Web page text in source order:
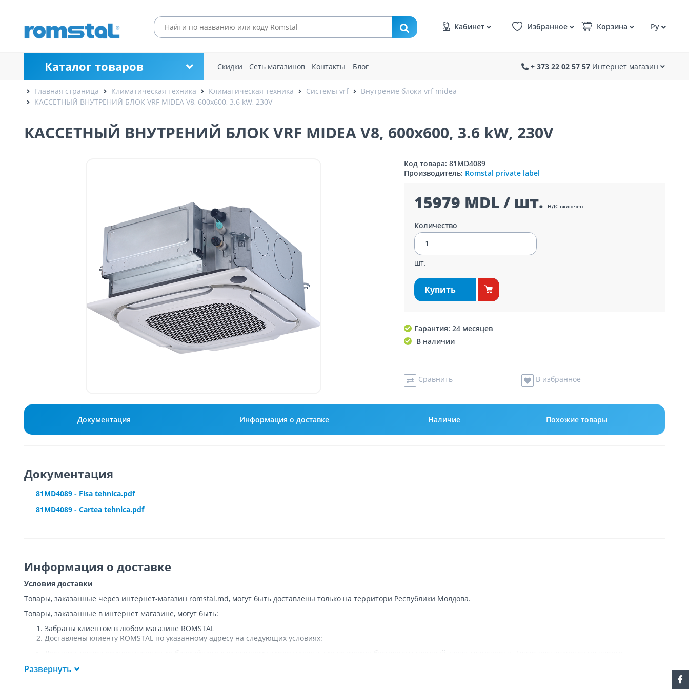
Кабинет Избранное Корзина Ру
Каталог товаров Скидки Сеть магазинов Контакты Блог + 373 22 02 57 57 Интернет магазин
Главная страница Климатическая техника Климатическая техника Системы vrf
Внутрение блоки vrf midea
КАССЕТНЫЙ ВНУТРЕНИЙ БЛОК VRF MIDEA V8, 600x600, 3.6 kW, 230V
КАССЕТНЫЙ ВНУТРЕНИЙ БЛОК VRF MIDEA V8, 600x600, 3.6 kW, 230V
Код товара: 81MD4089
Производитель: Romstal private label
15979 MDL / шт. НДС включен
Количество
шт.
Купить
Гарантия: 24 месяцев
В наличии
Сравнить В избранное
Документация Информация о доставке Наличие Похожие товары
Документация
81MD4089 - Fisa tehnica.pdf
81MD4089 - Cartea tehnica.pdf
Информация о доставке
Условия доставки
Товары, заказанные через интернет-магазин romstal.md, могут быть доставлены только на территори Республики Молдова.
Товары, заказанные в интернет магазине, могут быть:
Забраны клиентом в любом магазине ROMSTAL
Доставлены клиенту ROMSTAL по указанному адресу на следующих условиях:
Доставка товара осуществляется до ближайшего к указанному адресу пункта, где возможен беспрепятственный заезд транспорта. Товар доставляется по адресу
Подъем товара на этаж или занос в дом
Развернуть